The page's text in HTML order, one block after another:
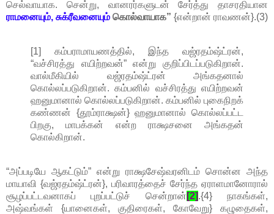
செல்வாயாக. சென்று, வானரர்களுடன் சேர்த்து தாசரதியான
ராமனையும், சுக்ரீவனையும் கொல்வாயாக” {என்றான் ராவணன்}.(3)
[1] கம்பராமாயணத்தில், இந்த வஜ்ரதம்ஷ்ட்ரன்,
“வச்சிரத்து எயிற்றவன்” என்று குறிப்பிடப்படுகிறான்.
வால்மீகியில் வஜ்ரதம்ஷ்ட்ரன் அங்கதனால்
கொல்லப்படுகிறான். கம்பனில் வச்சிரத்து எயிற்றவன்
ஹனுமானால் கொல்லப்படுகிறான். கம்பனில் புகைநிறக்
கண்ணன் {தூம்ராக்ஷன்} ஹனுமானால் கொல்லப்பட்ட
பிறகு, மாபக்கன் என்ற ராக்ஷசனை அங்கதன்
கொல்கிறான்.
“அப்படியே ஆகட்டும்” என்று ராக்ஷசேஷ்வரனிடம் சொன்ன அந்த
மாயாவி {வஜ்ரதம்ஷ்ட்ரன்}, பரிவாரத்தைச் சேர்ந்த ஏராளமானோரால்
சூழப்பட்டவனாகப் புறப்பட்டுச் சென்றான் [2].{4} நாகங்கள்,
அஷ்வங்கள் {யானைகள், குதிரைகள், கோவேறு} கழுதைகள்,